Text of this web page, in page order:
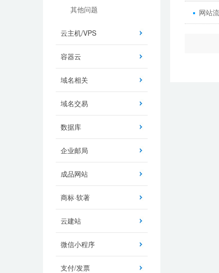
其他问题
云主机/VPS
容器云
域名相关
域名交易
数据库
企业邮局
成品网站
商标·软著
云建站
微信小程序
支付/发票
网站